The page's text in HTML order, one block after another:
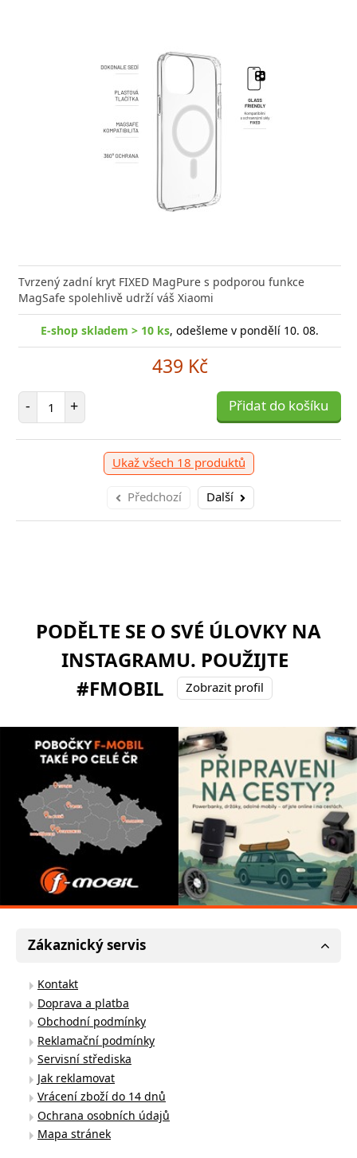
Tvrzený zadní kryt FIXED MagPure s podporou funkce
MagSafe spolehlivě udrží váš Xiaomi
E-shop skladem > 10 ks, odešleme v pondělí 10. 08.
439 Kč
- Počet položek
+ Přidat do košíku
Ukaž všech 18 produktů
Předchozí Další
kvalitní GaN nabíječku s vysokým výkonem a malými
Našli jste správně.
skladem > 10 ks, odešleme v pondělí 10. 08.
položek
+ Přidat do košíku -
PODĚLTE SE O SVÉ ÚLOVKY NA
INSTAGRAMU. POUŽIJTE
#FMOBIL
Zobrazit profil
Zákaznický servis
Kontakt
Doprava a platba
Obchodní podmínky
Reklamační podmínky
Servisní střediska
Jak reklamovat
Vrácení zboží do 14 dnů
Ochrana osobních údajů
Mapa stránek